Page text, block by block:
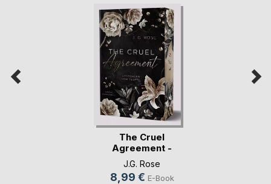
The Cruel
Agreement -
Gestohlen vo(...)
J.G. Rose
8,99 € E-Book